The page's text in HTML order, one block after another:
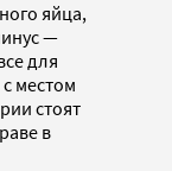
яйца,
—
для
местом
стоят
в